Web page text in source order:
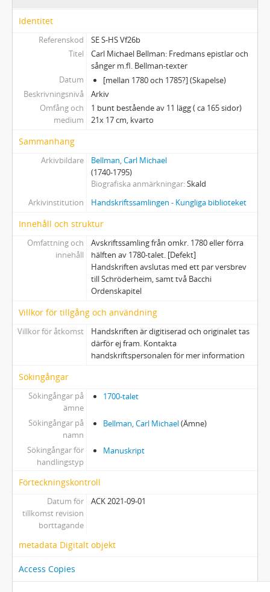
Identitet
Referenskod
SE S-HS Vf26b
Titel
Carl Michael Bellman: Fredmans epistlar och
sånger m.fl. Bellman-texter
Datum
[mellan 1780 och 1785?] (Skapelse)
Beskrivningsnivå
Arkiv
Omfång och
medium
1 bunt bestående av 11 lägg ( ca 165 sidor)
21x 17 cm, kvarto
Sammanhang
Arkivbildare
Bellman, Carl Michael
(1740-1795)
Biografiska anmärkningar Skald
Arkivinstitution
Handskriftssamlingen - Kungliga biblioteket
Innehåll och struktur
Omfattning och
innehåll
Avskriftssamling från omkr. 1780 eller förra
hälften av 1780-talet. [Defekt]
Handskriften avslutas med ett par versbrev
till Schröderheim, samt två Bacchi
Ordenskapitel
Villkor för tillgång och användning
Villkor för åtkomst
Handskriften är digitiserad och originalet tas
därför ej fram. Kontakta
handskriftspersonalen för mer information
Sökingångar
Sökingångar på
ämne
1700-talet
Sökingångar på
namn
Bellman, Carl Michael(Ämne)
Sökingångar för
handlingstyp
Manuskript
Förteckningskontroll
Datum för
tillkomst revision
borttagande
ACK 2021-09-01
metadata Digitalt objekt
Access Copies